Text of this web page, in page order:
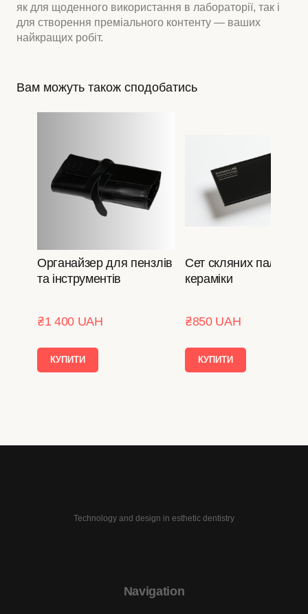
як для щоденного використання в лабораторії, так і
для створення преміального контенту — ваших
найкращих робіт.
Вам можуть також сподобатись
Органайзер для пензлів
та інструментів
₴1 400 UAH
КУПИТИ
Сет скляних палітр
кераміки
₴850 UAH
КУПИТИ
Technology and design in esthetic dentistry
Navigation